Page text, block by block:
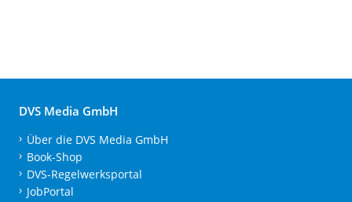
DVS Media GmbH
Über die DVS Media GmbH
Book-Shop
DVS-Regelwerksportal
JobPortal